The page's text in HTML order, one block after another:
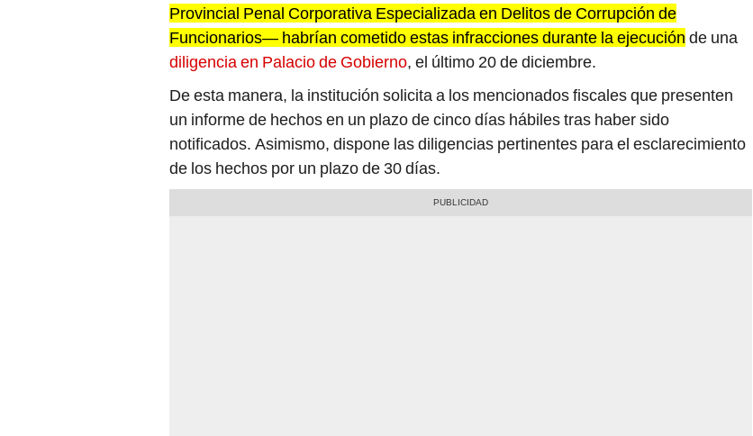
Provincial Penal Corporativa Especializada en Delitos de Corrupción de
Funcionarios— habrían cometido estas infracciones durante la ejecución de una
diligencia en Palacio de Gobierno, el último 20 de diciembre.
De esta manera, la institución solicita a los mencionados fiscales que presenten
un informe de hechos en un plazo de cinco días hábiles tras haber sido
notificados. Asimismo, dispone las diligencias pertinentes para el esclarecimiento
de los hechos por un plazo de 30 días.